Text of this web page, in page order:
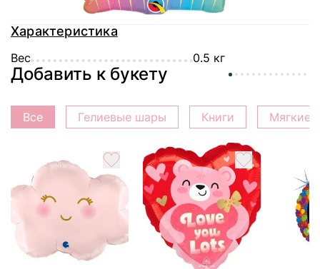
Характеристика
Вес 0.5 кг
Добавить к букету
Все Гелиевые шары Книги Мягкие